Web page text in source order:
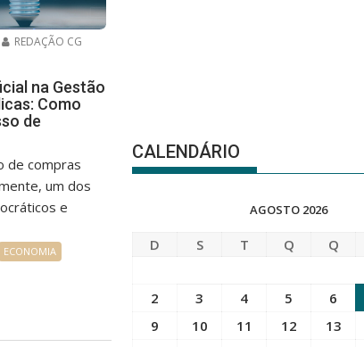
REDAÇÃO CG
na Gestão
Como
de
de compras
um dos
e
ECONOMIA
CALENDÁRIO
AGOSTO 2026
D S T Q Q
2
3 4 5 6
9
10 11 12 13